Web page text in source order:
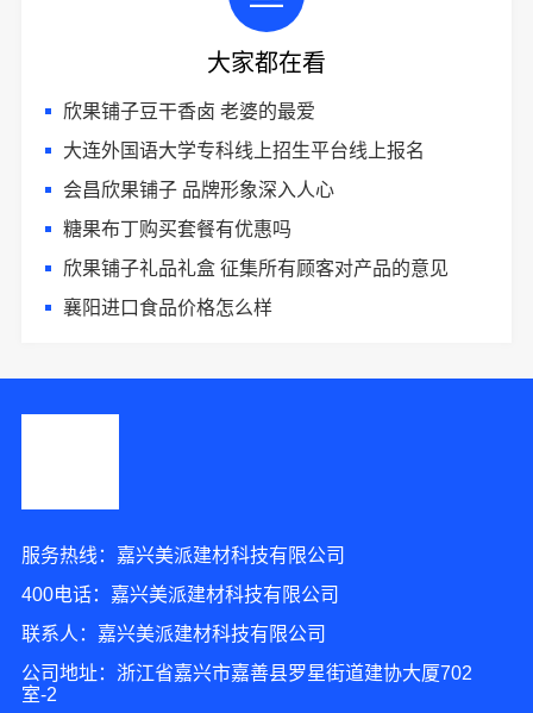
大家都在看
欣果铺子豆干香卤 老婆的最爱
大连外国语大学专科线上招生平台线上报名
会昌欣果铺子 品牌形象深入人心
糖果布丁购买套餐有优惠吗
欣果铺子礼品礼盒 征集所有顾客对产品的意见
襄阳进口食品价格怎么样
服务热线：嘉兴美派建材科技有限公司
400电话：嘉兴美派建材科技有限公司
联系人：嘉兴美派建材科技有限公司
公司地址：浙江省嘉兴市嘉善县罗星街道建协大厦702
室-2